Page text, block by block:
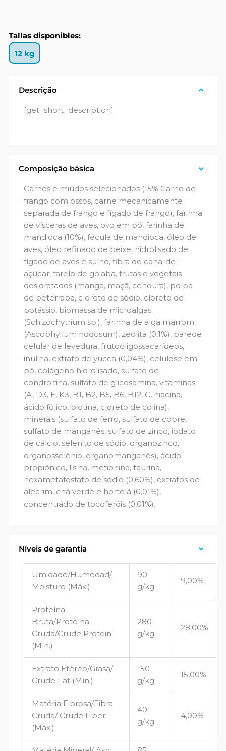
Tallas disponibles:
12 kg
Descrição
[get_short_description]
Composição básica
Carnes e miúdos selecionados (15% Carne de
frango com ossos, carne mecanicamente
separada de frango e fígado de frango), farinha
de vísceras de aves, ovo em pó, farinha de
mandioca (10%), fécula de mandioca, óleo de
aves, óleo refinado de peixe, hidrolisado de
fígado de aves e suíno, fibra de cana-de-
açúcar, farelo de goiaba, frutas e vegetais
desidratados (manga, maçã, cenoura), polpa
de beterraba, cloreto de sódio, cloreto de
potássio, biomassa de microalgas
(Schizochytrium sp.), farinha de alga marrom
(Ascophyllum nodosum), zeolita (0,1%), parede
celular de levedura, frutooligossacarídeos,
inulina, extrato de yucca (0,04%), celulose em
pó, colágeno hidrolisado, sulfato de
condroitina, sulfato de glicosamina, vitaminas
(A, D3, E, K3, B1, B2, B5, B6, B12, C, niacina,
ácido fólico, biotina, cloreto de colina),
minerais (sulfato de ferro, sulfato de cobre,
sulfato de manganês, sulfato de zinco, iodato
de cálcio, selenito de sódio, organozinco,
organosselênio, organomanganês), ácido
propiônico, lisina, metionina, taurina,
hexametafosfato de sódio (0,60%), extratos de
alecrim, chá verde e hortelã (0,01%),
concentrado de tocoferóis (0,01%).
Níveis de garantia
Umidade/Humedad/
Moisture (Máx.)
90
g/kg
9,00%
Proteína
Bruta/Proteína
Cruda/Crude Protein
(Mín.)
280
g/kg
28,00%
Extrato Etéreo/Grasa/
Crude Fat (Mín.)
150
g/kg
15,00%
Matéria Fibrosa/Fibra
Cruda/ Crude Fiber
(Máx.)
40
g/kg
4,00%